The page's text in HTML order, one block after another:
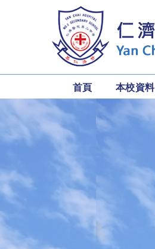
首頁 本校資料